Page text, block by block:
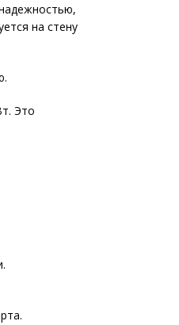
на стену
Это